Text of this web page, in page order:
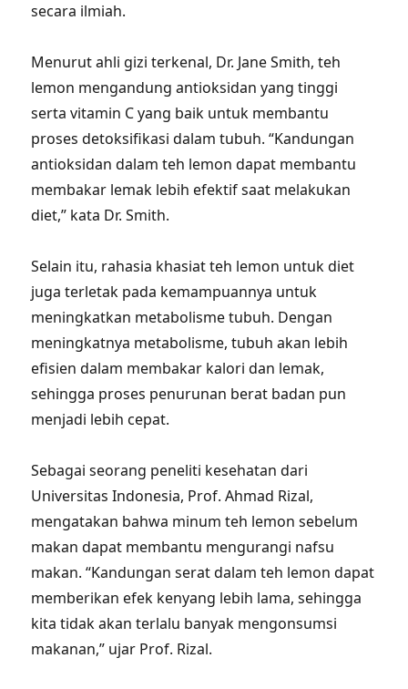
secara ilmiah.
Menurut ahli gizi terkenal, Dr. Jane Smith, teh
lemon mengandung antioksidan yang tinggi
serta vitamin C yang baik untuk membantu
proses detoksifikasi dalam tubuh. “Kandungan
antioksidan dalam teh lemon dapat membantu
membakar lemak lebih efektif saat melakukan
diet,” kata Dr. Smith.
Selain itu, rahasia khasiat teh lemon untuk diet
juga terletak pada kemampuannya untuk
meningkatkan metabolisme tubuh. Dengan
meningkatnya metabolisme, tubuh akan lebih
efisien dalam membakar kalori dan lemak,
sehingga proses penurunan berat badan pun
menjadi lebih cepat.
Sebagai seorang peneliti kesehatan dari
Universitas Indonesia, Prof. Ahmad Rizal,
mengatakan bahwa minum teh lemon sebelum
makan dapat membantu mengurangi nafsu
makan. “Kandungan serat dalam teh lemon dapat
memberikan efek kenyang lebih lama, sehingga
kita tidak akan terlalu banyak mengonsumsi
makanan,” ujar Prof. Rizal.